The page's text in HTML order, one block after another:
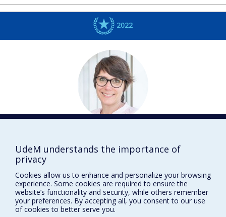
2022
Travail social
DISTINCTIONS
UdeM understands the importance of
privacy
Cookies allow us to enhance and personalize your browsing
experience. Some cookies are required to ensure the
website’s functionality and security, while others remember
your preferences. By accepting all, you consent to our use
of cookies to better serve you.